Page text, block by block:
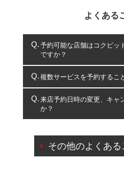
よくある
予約可能な店舗はコクピッ
ですか？
コクピット・タイヤ館のみ
複数サービスを予約するこ
複数サービスのご予約は可
一部の商品・サービスの組み合
出来ないものもございます。
来店予約日時の変更、キャ
か？
ご来店予約日の3営業日前
の日時変更につきましては
その他のよくある